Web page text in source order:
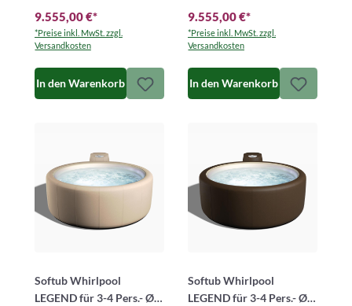
Softub® LEGEND ist ein
mo…
9.555,00 €*
*Preise inkl. MwSt. zzgl.
Versandkosten
In den Warenkorb
Innenfarbe: pearlDer
Softub® LEG…
9.555,00 €*
*Preise inkl. MwSt. zzgl.
Versandkosten
In den Warenkorb
Softub Whirlpool
LEGEND für 3-4 Pers.- Ø
Softub Whirlpool
LEGEND für 3-4 Pers.- Ø